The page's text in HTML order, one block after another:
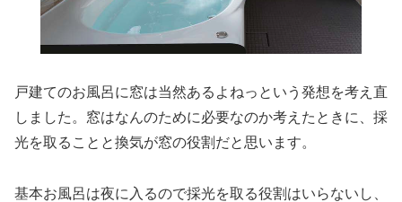
戸建てのお風呂に窓は当然あるよねっという発想を考え直
しました。窓はなんのために必要なのか考えたときに、採
光を取ることと換気が窓の役割だと思います。
基本お風呂は夜に入るので採光を取る役割はいらないし、